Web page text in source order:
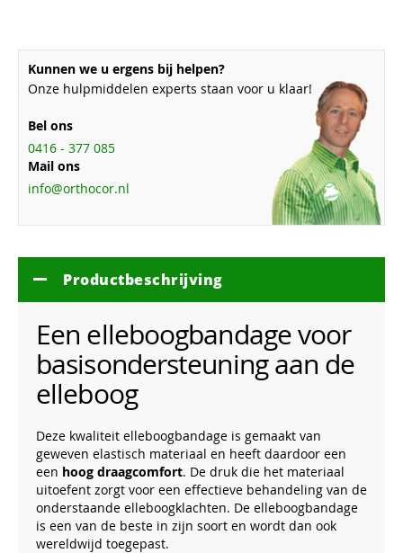
Kunnen we u ergens bij helpen?
Onze hulpmiddelen experts staan voor u klaar!
Bel ons
0416 - 377 085
Mail ons
info@orthocor.nl
Productbeschrijving
Een elleboogbandage voor
basisondersteuning aan de
elleboog
Deze kwaliteit elleboogbandage is gemaakt van
geweven elastisch materiaal en heeft daardoor een
een hoog draagcomfort. De druk die het materiaal
uitoefent zorgt voor een effectieve behandeling van de
onderstaande elleboogklachten. De elleboogbandage
is een van de beste in zijn soort en wordt dan ook
wereldwijd toegepast.